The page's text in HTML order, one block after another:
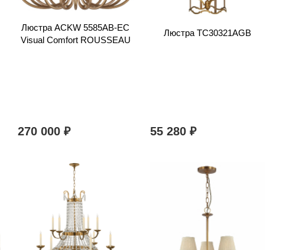
Люстра ACKW 5585AB-EC
Visual Comfort ROUSSEAU
270 000₽
Люстра TC30321AGB
55 280 ₽